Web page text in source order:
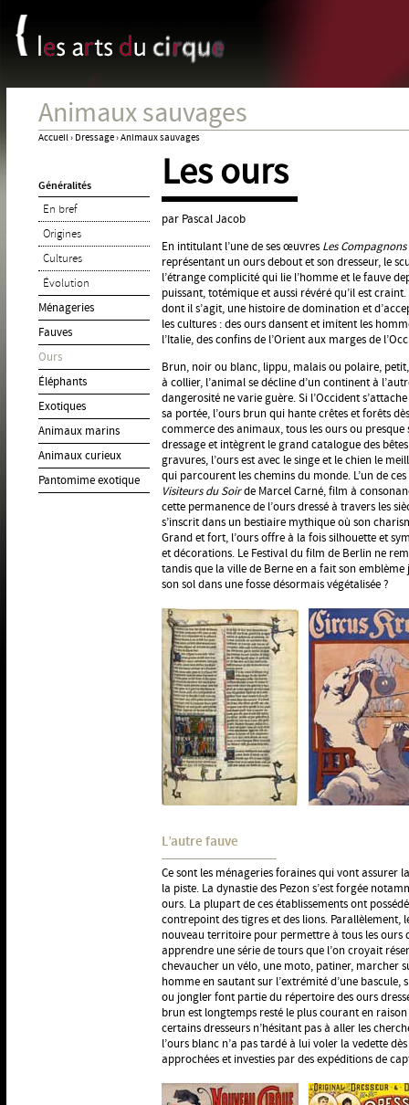
Animaux sauvages
êtes
ici
Accueil› Dressage›Animaux sauvages
Généralités
En bref
Origines
Cultures
Évolution
Ménageries
Fauves
Ours
Éléphants
Exotiques
Animaux marins
Animaux curieux
Pantomime exotique
Les ours
par Pascal Jacob
En intitulant l’une de ses œuvres Les Compagnons
représentant un ours debout et son dresseur, le
l’étrange complicité qui lie l’homme et le fauve
puissant, totémique et aussi révéré qu’il est
dont il s’agit, une histoire de domination et
les cultures : des ours dansent et imitent les
l’Italie, des confins de l’Orient aux marges de
Brun, noir ou blanc, lippu, malais ou polaire,
à collier, l’animal se décline d’un continent à
dangerosité ne varie guère. Si l’Occident
sa portée, l’ours brun qui hante crêtes et forêts
commerce des animaux, tous les ours ou
dressage et intègrent le grand catalogue des
gravures, l’ours est avec le singe et le chien le
qui parcourent les chemins du monde. L’un de
Visiteurs du Soirde Marcel Carné, film à
cette permanence de l’ours dressé à travers les
s’inscrit dans un bestiaire mythique où son
Grand et fort, l’ours offre à la fois silhouette et
et décorations. Le Festival du film de Berlin ne
tandis que la ville de Berne en a fait son
son sol dans une fosse désormais végétalisée ?
L’autre fauve
Ce sont les ménageries foraines qui vont assurer
la piste. La dynastie des Pezon s’est forgée
ours. La plupart de ces établissements ont
contrepoint des tigres et des lions. Parallèlement,
nouveau territoire pour permettre à tous les ours
apprendre une série de tours que l’on croyait
chevaucher un vélo, une moto, patiner, marcher
homme en sautant sur l’extrémité d’une bascule,
ou jongler font partie du répertoire des ours
brun est longtemps resté le plus courant en
certains dresseurs n’hésitant pas à aller les
l’ours blanc n’a pas tardé à lui voler la vedette
approchées et investies par des expéditions de
Panneau de gestion des cookies